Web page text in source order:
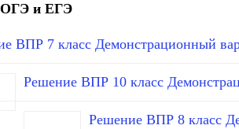
и ЕГЭ
ВПР 7 класс Демонстрационный
Решение ВПР 10 класс
Решение ВПР 8 класс